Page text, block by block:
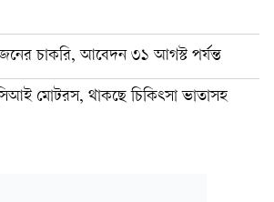
চাকরি, আবেদন ৩১ আগস্ট পর্যন্ত
মোটরস, থাকছে চিকিৎসা ভাতাসহ